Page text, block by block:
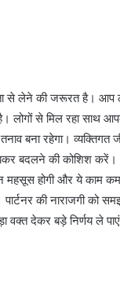
से लेने की जरूरत है। आप
लोगों से मिल रहा साथ
बना रहेगा। व्यक्तिगत
बदलने की कोशिश करें।
महसूस होगी और ये काम
की नाराजगी को
वक्त देकर बड़े निर्णय ले